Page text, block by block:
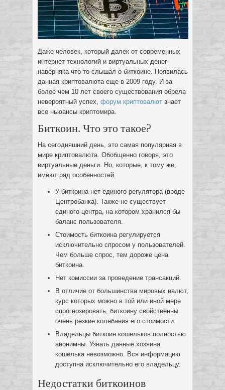
Даже человек, который далек от современных
интернет технологий и виртуальных денег
наверняка что-то слышал о биткоине. Появилась
данная криптовалюта еще в 2009 году. И за
более чем 10 лет своего существования обрела
невероятный успех, форум криптовалют знает
все ньюансы криптомира.
Биткоин. Что это такое?
На сегодняшний день, это самая популярная в
мире криптовалюта. Обобщенно говоря, это
виртуальные деньги. Но, которые, к тому же,
имеют ряд особенностей.
У биткоина нет единого регулятора (вроде
Центробанка). Также не существует
единого центра, на котором хранился бы
баланс пользователя.
Стоимость биткоина регулируется
исключительно спросом у пользователей.
Чем больше спрос, тем дороже цена
биткоина.
Нет комиссии за проведение трансакций.
В отличие от большинства мировых валют,
курс которых можно в той или иной мере
спрогнозировать, биткоину свойственны
очень резкие колебания его стоимости.
Владельцы биткоин кошельков полностью
анонимны. Узнать данные хозяина
кошелька невозможно. Вся информацию
доступна исключительно его владельцу.
Недостатки биткоинов